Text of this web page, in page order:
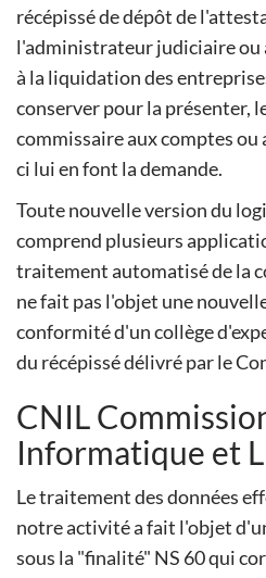
récépissé de dépôt de
l'administrateur judiciaire ou
à la liquidation des
conserver pour la présenter,
commissaire aux comptes
ci lui en font la demande.
Toute nouvelle version du
comprend plusieurs
traitement automatisé de la
ne fait pas l'objet une
conformité d'un collège
du récépissé délivré par le
CNIL
Informatique et
Le traitement des données
notre activité a fait l'objet
sous la "finalité" NS 60 qui